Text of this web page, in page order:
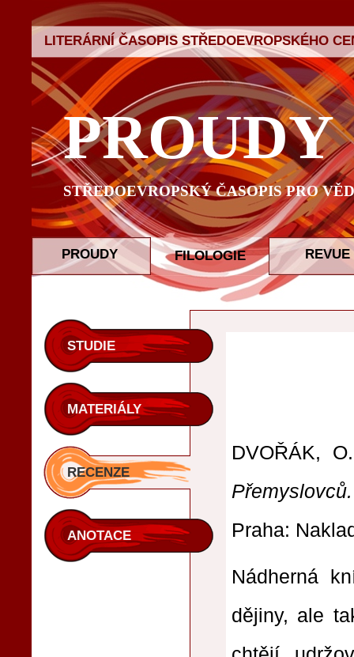
LITERÁRNÍ ČASOPIS STŘEDOEVROPSKÉHO
PROUDY
STŘEDOEVROPSKÝ ČASOPIS PRO
PROUDY FILOLOGIE REVUE
STUDIE
MATERIÁLY
RECENZE
ANOTACE
DVOŘÁK,
Praha:
Nádherná
dějiny, ale